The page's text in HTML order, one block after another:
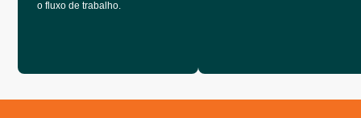
o fluxo de trabalho.